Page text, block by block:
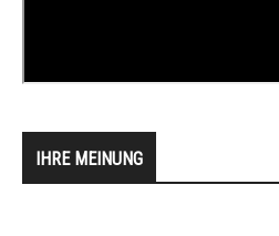
IHRE MEINUNG